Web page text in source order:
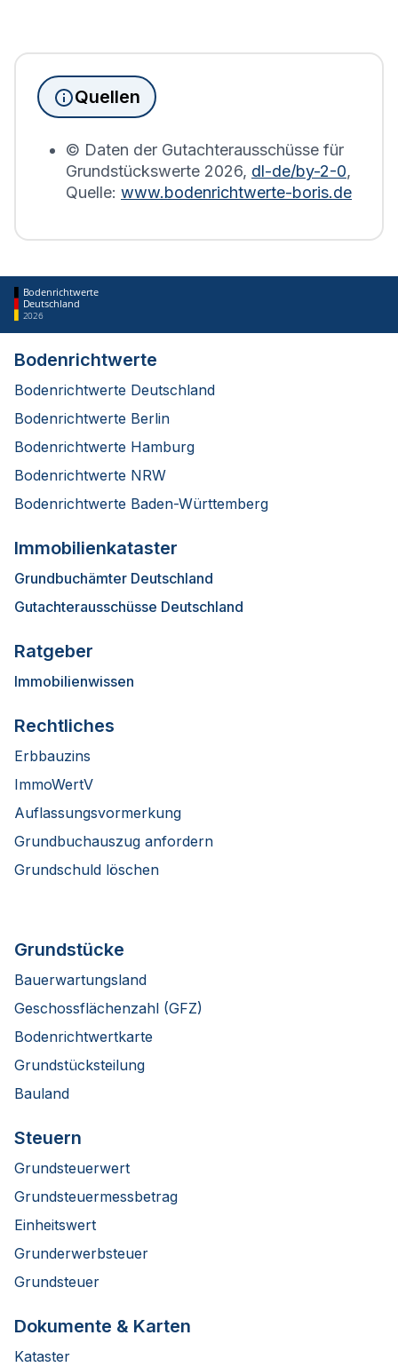
Immobilien, die sich in Staufen im Breisgau
befinden, wird die Grundsteuererklärung auf Basis
des Bodenrichtwerts des entsprechenden Jahres
Quellen
© Daten der Gutachterausschüsse für
Grundstückswerte 2026, dl-de/by-2-0,
Quelle: www.bodenrichtwerte-boris.de
Bodenrichtwerte
Deutschland
2026
Bodenrichtwerte
Bodenrichtwerte Deutschland
Bodenrichtwerte Berlin
Bodenrichtwerte Hamburg
Bodenrichtwerte NRW
Bodenrichtwerte Baden-Württemberg
Immobilienkataster
Grundbuchämter Deutschland
Gutachterausschüsse Deutschland
Ratgeber
Immobilienwissen
Rechtliches
Erbbauzins
ImmoWertV
Auflassungsvormerkung
Grundbuchauszug anfordern
Grundschuld löschen
Grundstücke
Bauerwartungsland
Geschossflächenzahl (GFZ)
Bodenrichtwertkarte
Grundstücksteilung
Bauland
Steuern
Grundsteuerwert
Grundsteuermessbetrag
Einheitswert
Grunderwerbsteuer
Grundsteuer
Dokumente & Karten
Kataster